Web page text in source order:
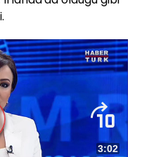
Toplam
3:02